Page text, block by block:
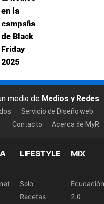
en la
campaña
de Black
Friday
2025
medio de Medios y Redes
Servicio de Diseño web
Contacto
Acerca de MyR
LIFESTYLE
Solo
Recetas
MIX
Educación
2.0